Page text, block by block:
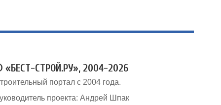
«БЕСТ-СТРОЙ.РУ», 2004-2026
портал с 2004 года.
проекта: Андрей Шпак